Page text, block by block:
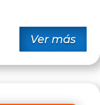
Ver más